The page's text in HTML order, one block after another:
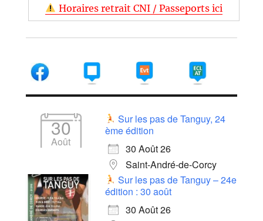
Horaires retrait CNI / Passeports ici
30
Août
Sur les pas de Tanguy, 24
ème édition
30 Août 26
Saint-André-de-Corcy
Sur les pas de Tanguy – 24e
édition : 30 août
30 Août 26